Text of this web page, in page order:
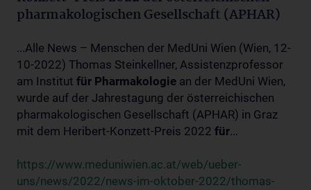
pharmakologischen Gesellschaft (APHAR)
...Alle News – Menschen der MedUni Wien (Wien, 12-
10-2022) Thomas Steinkellner, Assistenzprofessor
am Institut für Pharmakologie an der MedUni Wien,
wurde auf der Jahrestagung der österreichischen
pharmakologischen Gesellschaft (APHAR) in Graz
mit dem Heribert-Konzett-Preis 2022 für...
https://www.meduniwien.ac.at/web/ueber-
uns/news/2022/news-im-oktober-2022/thomas-